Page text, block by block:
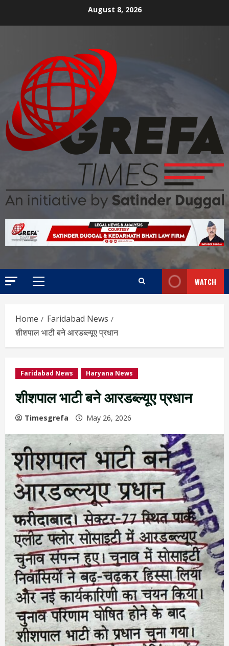
August 8, 2026
WATCH
Home
Faridabad News
शीशपाल भाटी बने आरडब्ल्यूए प्रधान
Faridabad News Haryana News
शीशपाल भाटी बने आरडब्ल्यूए प्रधान
Timesgrefa May 26, 2026